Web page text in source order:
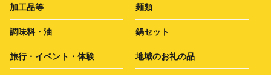
加工品等 麺類
調味料・油 鍋セット
旅行・イベント・体験 地域のお礼の品